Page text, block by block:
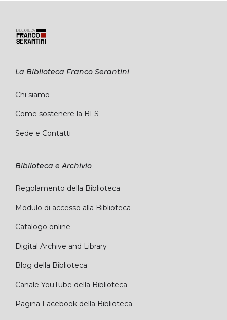
La Biblioteca Franco Serantini
Chi siamo
Come sostenere la BFS
Sede e Contatti
Biblioteca e Archivio
Regolamento della Biblioteca
Modulo di accesso alla Biblioteca
Catalogo online
Digital Archive and Library
Blog della Biblioteca
Canale YouTube della Biblioteca
Pagina Facebook della Biblioteca